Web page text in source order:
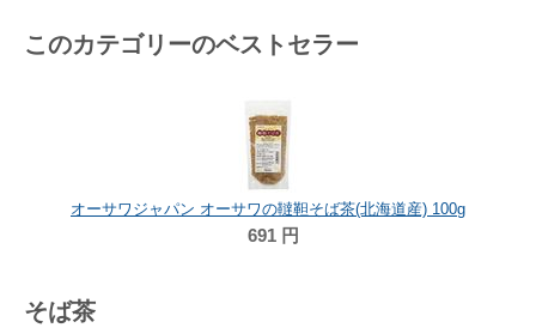
このカテゴリーのベストセラー
オーサワジャパン オーサワの韃靼そば茶(北海道産) 100g
691 円
そば茶